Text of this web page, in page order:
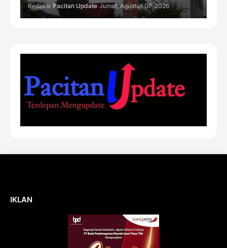
Redaksi Pacitan Update Jumat, Agustus 07, 2026
IKLAN